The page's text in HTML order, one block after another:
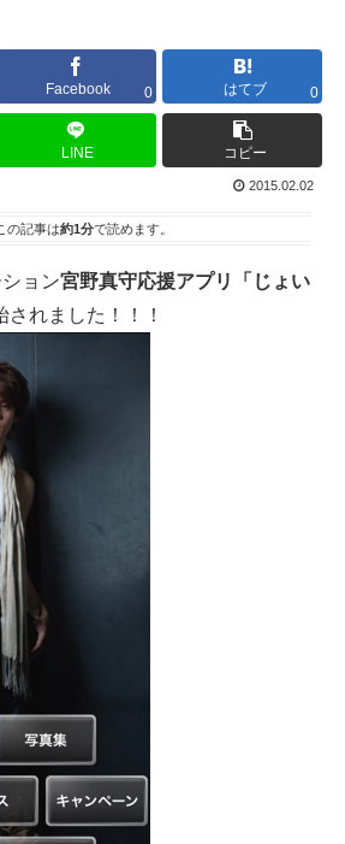
Facebook 0 はてブ 0
LINE コピー
2015.02.02
の記事は約1分で読めます。
ョン宮野真守応援アプリ「じょい
されました！！！